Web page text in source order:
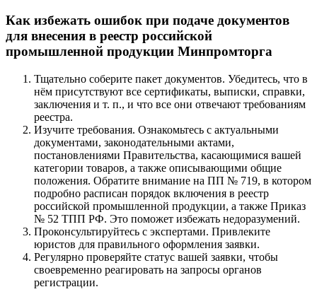
Как избежать ошибок при подаче документов
для внесения в реестр российской
промышленной продукции Минпромторга
Тщательно соберите пакет документов. Убедитесь, что в
нём присутствуют все сертификаты, выписки, справки,
заключения и т. п., и что все они отвечают требованиям
реестра.
Изучите требования. Ознакомьтесь с актуальными
документами, законодательными актами,
постановлениями Правительства, касающимися вашей
категории товаров, а также описывающими общие
положения. Обратите внимание на ПП № 719, в котором
подробно расписан порядок включения в реестр
российской промышленной продукции, а также Приказ
№ 52 ТПП РФ. Это поможет избежать недоразумений.
Проконсультируйтесь с экспертами. Привлеките
юристов для правильного оформления заявки.
Регулярно проверяйте статус вашей заявки, чтобы
своевременно реагировать на запросы органов
регистрации.